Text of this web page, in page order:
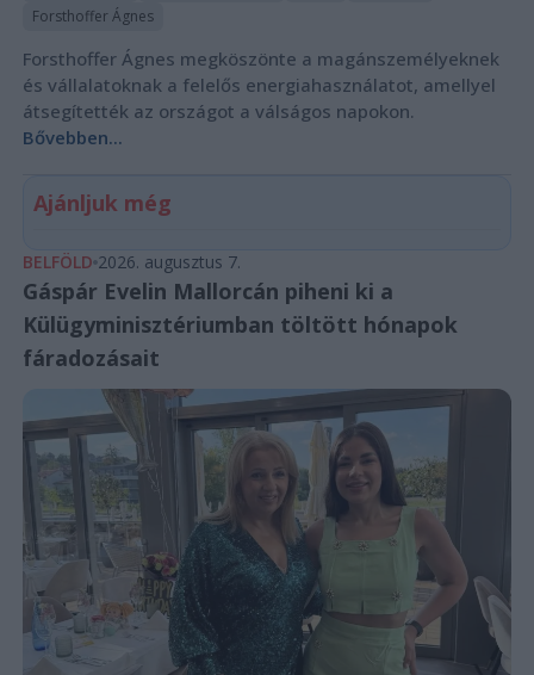
Forsthoffer Ágnes
Forsthoffer Ágnes megköszönte a magánszemélyeknek
és vállalatoknak a felelős energiahasználatot, amellyel
átsegítették az országot a válságos napokon.
Bővebben...
Ajánljuk még
BELFÖLD 2026. augusztus 7.
Gáspár Evelin Mallorcán piheni ki a
Külügyminisztériumban töltött hónapok
fáradozásait